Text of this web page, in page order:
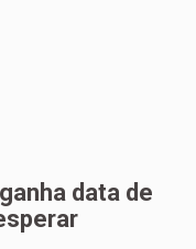
data de